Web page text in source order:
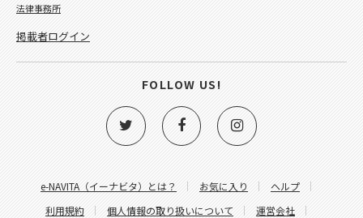
e-NAVITA（イーナビタ）とは？ お気に入り
ヘルプ
利用規約
個人情報の取り扱いについて
運営会社
法律事務所
掲載者ログイン
FOLLOW US!